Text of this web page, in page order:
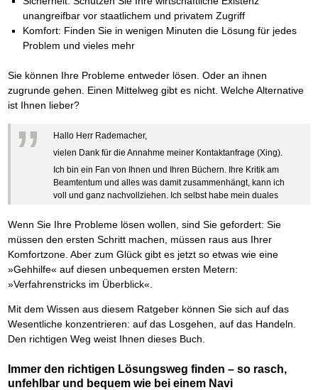
Ihren Zeitgewinn maximieren
GbR-Vertrag mit beschränkter Haftung BRANDNEU
GbR als Einzelperson gründen
unangreifbar vor staatlichem und privatem Zugriff
Komfort: Finden Sie in wenigen Minuten die Lösung für jedes
Problem und vieles mehr
Sie können Ihre Probleme entweder lösen. Oder an ihnen
zugrunde gehen. Einen Mittelweg gibt es nicht. Welche Alternative
ist Ihnen lieber?
”
Hallo Herr Rademacher,
vielen Dank für die Annahme meiner Kontaktanfrage (Xing).
Ich bin ein Fan von Ihnen und Ihren Büchern. Ihre Kritik am
Beamtentum und alles was damit zusammenhängt, kann ich
voll und ganz nachvollziehen. Ich selbst habe mein duales
Studium im öffentlichen Dienst verbracht und die Zustände
dort erlebt. Auch Ihre Bücher haben dazu beigetragen, dass
ich diesen Dienst verlassen habe.
Ich wünsche Ihnen weiterhin viel Erfolg bei Ihrer Arbeit.
Wenn Sie Ihre Probleme lösen wollen, sind Sie gefordert: Sie
müssen den ersten Schritt machen, müssen raus aus Ihrer
Komfortzone. Aber zum Glück gibt es jetzt so etwas wie eine
»Gehhilfe« auf diesen unbequemen ersten Metern:
»Verfahrenstricks im Überblick«.
Mit dem Wissen aus diesem Ratgeber können Sie sich auf das
Wesentliche konzentrieren: auf das Losgehen, auf das Handeln.
Den richtigen Weg weist Ihnen dieses Buch.
Immer den richtigen Lösungsweg finden – so rasch,
unfehlbar und bequem wie bei einem Navi